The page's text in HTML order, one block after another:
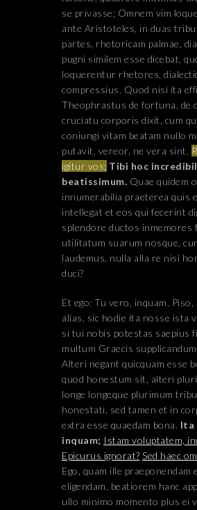
se privasse; Omnem vim
ante Aristoteles, in duas
partes, rhetoricam palmae,
pugni similem esse dicebat,
loquerentur rhetores,
compressius. Quod nisi ita
Theophrastus de fortuna, de
cruciatu corporis dixit, cum
coniungi vitam beatam nullo
putavit, vereor, ne vera sint.
igitur vos; Tibi hoc
beatissimum. Quae quidem
innumerabilia praeterea quis
intellegat et eos qui fecerint
splendore ductos inmemores
utilitatum suarum nosque,
laudemus, nulla alla re nisi
duci?
Et ego: Tu vero, inquam, Piso,
alias, sic hodie ita nosse ista
si tui nobis potestas saepius
multum Graecis
Alteri negant quicquam esse
quod honestum sit, alteri
longe longeque plurimum
honestati, sed tamen et in
extra esse quaedam bona. Ita
inquam; Istam voluptatem,
Epicurus ignorat? Sed haec
Ego, quam ille praeponendam
eligendam, beatiorem hanc
ullo minimo momento plus ei